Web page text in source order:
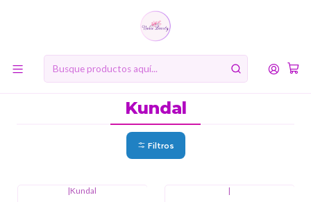
10% de descuento en tu primera compra online. Código: BIENVENIDA10
Kundal
Filtros
|Kundal |